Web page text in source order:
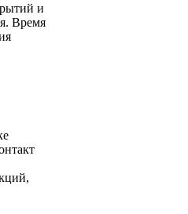
и
Время